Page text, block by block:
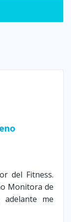
del Fitness.
Monitora de
adelante me